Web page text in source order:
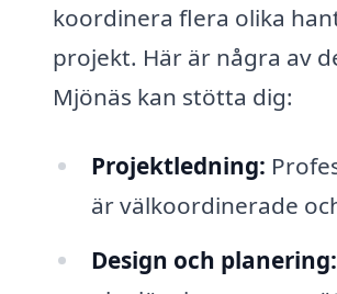
koordinera flera olika
projekt. Här är några av
Mjönäs kan stötta dig:
Projektledning:
är välkoordinerade
Design och planering: